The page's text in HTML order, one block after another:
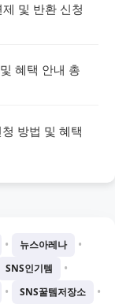
및 반환 신청
혜택 안내 총
방법 및 혜택
• 뉴스아레나 •
SNS인기템 •
• SNS꿀템저장소 •